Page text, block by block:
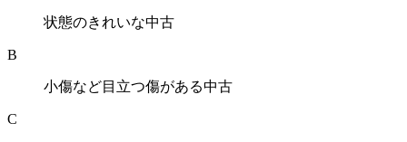
状態のきれいな中古
B
小傷など目立つ傷がある中古
C